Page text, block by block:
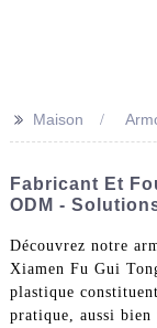
>> Maison
Fabricant Et
ODM -
Découvrez notre
Xiamen Fu Gui
plastique
pratique, aussi bien